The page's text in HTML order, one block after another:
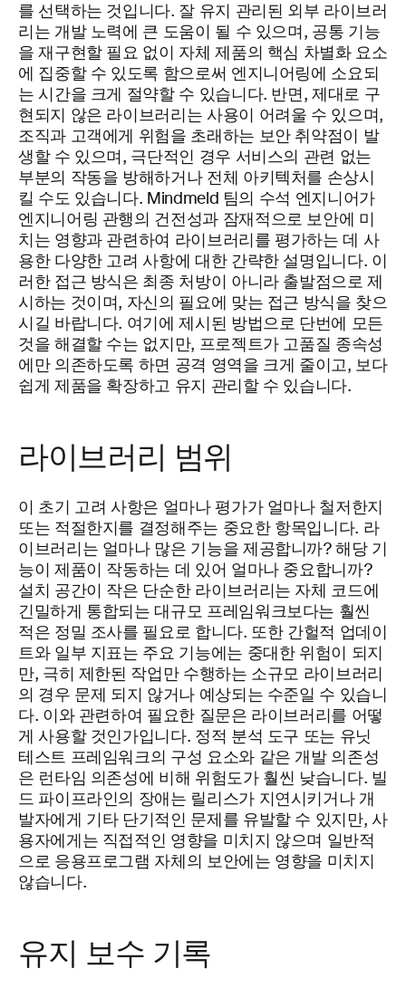
를 선택하는 것입니다. 잘 유지 관리된 외부 라이브러
리는 개발 노력에 큰 도움이 될 수 있으며, 공통 기능
을 재구현할 필요 없이 자체 제품의 핵심 차별화 요소
에 집중할 수 있도록 함으로써 엔지니어링에 소요되
는 시간을 크게 절약할 수 있습니다. 반면, 제대로 구
현되지 않은 라이브러리는 사용이 어려울 수 있으며,
조직과 고객에게 위험을 초래하는 보안 취약점이 발
생할 수 있으며, 극단적인 경우 서비스의 관련 없는
부분의 작동을 방해하거나 전체 아키텍처를 손상시
킬 수도 있습니다. Mindmeld 팀의 수석 엔지니어가
엔지니어링 관행의 건전성과 잠재적으로 보안에 미
치는 영향과 관련하여 라이브러리를 평가하는 데 사
용한 다양한 고려 사항에 대한 간략한 설명입니다. 이
러한 접근 방식은 최종 처방이 아니라 출발점으로 제
시하는 것이며, 자신의 필요에 맞는 접근 방식을 찾으
시길 바랍니다. 여기에 제시된 방법으로 단번에 모든
것을 해결할 수는 없지만, 프로젝트가 고품질 종속성
에만 의존하도록 하면 공격 영역을 크게 줄이고, 보다
쉽게 제품을 확장하고 유지 관리할 수 있습니다.
라이브러리 범위
이 초기 고려 사항은 얼마나 평가가 얼마나 철저한지
또는 적절한지를 결정해주는 중요한 항목입니다. 라
이브러리는 얼마나 많은 기능을 제공합니까? 해당 기
능이 제품이 작동하는 데 있어 얼마나 중요합니까?
설치 공간이 작은 단순한 라이브러리는 자체 코드에
긴밀하게 통합되는 대규모 프레임워크보다는 훨씬
적은 정밀 조사를 필요로 합니다. 또한 간헐적 업데이
트와 일부 지표는 주요 기능에는 중대한 위험이 되지
만, 극히 제한된 작업만 수행하는 소규모 라이브러리
의 경우 문제 되지 않거나 예상되는 수준일 수 있습니
다. 이와 관련하여 필요한 질문은 라이브러리를 어떻
게 사용할 것인가입니다. 정적 분석 도구 또는 유닛
테스트 프레임워크의 구성 요소와 같은 개발 의존성
은 런타임 의존성에 비해 위험도가 훨씬 낮습니다. 빌
드 파이프라인의 장애는 릴리스가 지연시키거나 개
발자에게 기타 단기적인 문제를 유발할 수 있지만, 사
용자에게는 직접적인 영향을 미치지 않으며 일반적
으로 응용프로그램 자체의 보안에는 영향을 미치지
않습니다.
유지 보수 기록